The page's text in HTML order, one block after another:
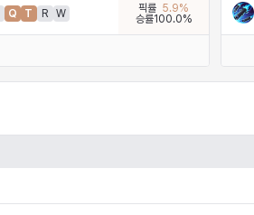
Q T R W 픽률 5.9%
승률100.0%